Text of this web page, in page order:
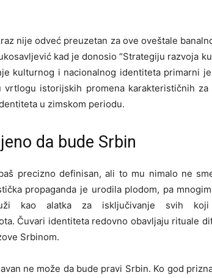
nije odveć preuzetan za ove oveštale
kad je donosio “Strategiju razvoja
kulturnog i nacionalnog identiteta primarni
istorijskih promena karakterističnih za
u zimskom periodu.
da bude Srbin
precizno definisan, ali to mu nimalo ne
propaganda je urodila plodom, pa
kao alatka za isključivanje svih
Čuvari identiteta redovno obavljaju rituale
Srbinom.
ne može da bude pravi Srbin. Ko god